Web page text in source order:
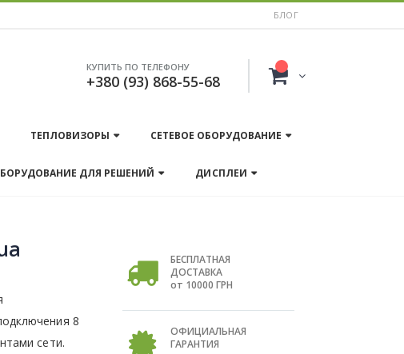
БЛОГ
КУПИТЬ ПО ТЕЛЕФОНУ
+380 (93) 868-55-68
ТЕПЛОВИЗОРЫ СЕТЕВОЕ ОБОРУДОВАНИЕ
ДЛЯ РЕШЕНИЙ ДИСПЛЕИ
8
сети.
БЕСПЛАТНАЯ
ДОСТАВКА
от 10000 ГРН
ОФИЦИАЛЬНАЯ
ГАРАНТИЯ